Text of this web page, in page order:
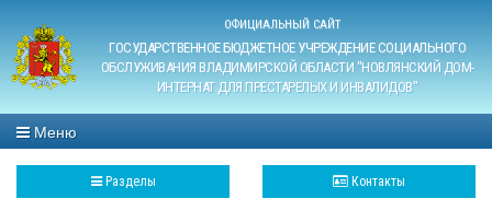
ОФИЦИАЛЬНЫЙ САЙТ
ГОСУДАРСТВЕННОЕ БЮДЖЕТНОЕ УЧРЕЖДЕНИЕ СОЦИАЛЬНОГО
ОБСЛУЖИВАНИЯ ВЛАДИМИРСКОЙ ОБЛАСТИ "НОВЛЯНСКИЙ ДОМ-
ИНТЕРНАТ ДЛЯ ПРЕСТАРЕЛЫХ И ИНВАЛИДОВ"
Меню
Разделы Контакты